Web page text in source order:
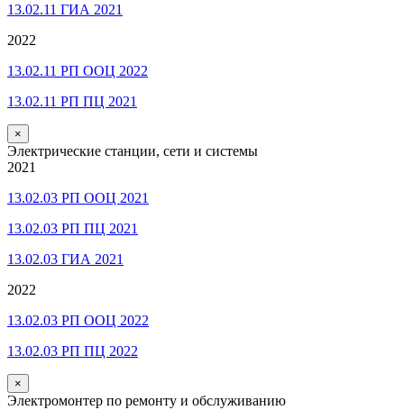
13.02.11 ГИА 2021
2022
13.02.11 РП ООЦ 2022
13.02.11 РП ПЦ 2021
×
Электрические станции, сети и системы
2021
13.02.03 РП ООЦ 2021
13.02.03 РП ПЦ 2021
13.02.03 ГИА 2021
2022
13.02.03 РП ООЦ 2022
13.02.03 РП ПЦ 2022
×
Электромонтер по ремонту и обслуживанию